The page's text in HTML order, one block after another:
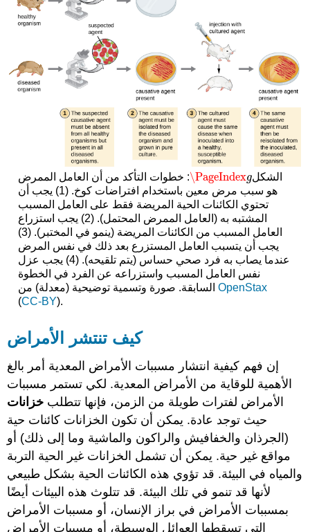
الشكل \PageIndexg
\PageIndexg
: خطوات التأكد من أن العامل الممرض
هو سبب مرض معين باستخدام افتراضات كوخ. (1) يجب أن
تحتوي الكائنات الحية المريضة فقط على العامل المسبب
المشتبه به (العامل الممرض المحتمل). (2) يجب استزراع
العامل المسبب من الكائنات المريضة (ينمو في المختبر). (3)
يجب أن يتسبب العامل المستزرع بعد ذلك في نفس المرض
عندما يصاب به فرد صحي حساس (يتم تلقيحه). (4) يجب عزل
نفس العامل المسبب واستزراعه عن الفرد في الخطوة
OpenStax
(CC-BY).
كيف تنتشر الأمراض
إن فهم كيفية انتشار مسببات الأمراض المعدية أمر بالغ
الأهمية للوقاية من الأمراض المعدية. لكي تستمر مسببات
الأمراض لفترات طويلة من الزمن، فإنها تتطلب خزانات
حيث توجد عادة. يمكن أن تكون الخزانات كائنات حية
(الجرذان والخفافيش والراكون والماشية وما إلى ذلك) أو
مواقع غير حية. يمكن أن تشمل الخزانات غير الحية التربة
والمياه في البيئة. قد تؤوي هذه الكائنات الحية بشكل طبيعي
لأنها قد تنمو في تلك البيئة. قد تتلوث هذه البيئات أيضًا
بمسببات الأمراض في براز الإنسان، أو مسببات الأمراض
التي تسقطها العوائل الوسيطة، أو مسببات الأمراض